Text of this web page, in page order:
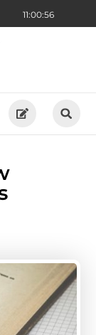
11:00:58